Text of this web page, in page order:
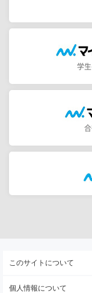
学
このサイトについて
個人情報について